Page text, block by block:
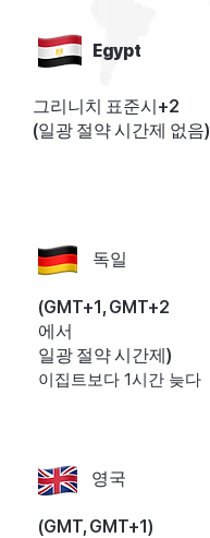
Egypt
그리니치 표준시+2
(일광 절약 시간제 없음)
독일
(GMT+1, GMT+2
에서
일광 절약 시간제)
이집트보다 1시간 늦다
영국
(GMT, GMT+1)